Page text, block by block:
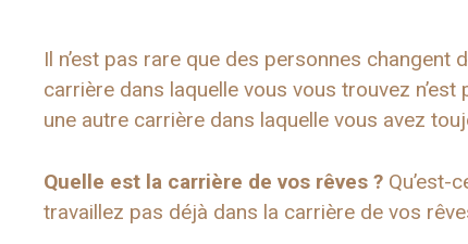
Il n’est pas rare que des personnes
carrière dans laquelle vous vous trouvez
une autre carrière dans laquelle vous avez
Quelle est la carrière de vos rêves ? Qu’est-
travaillez pas déjà dans la carrière de vos